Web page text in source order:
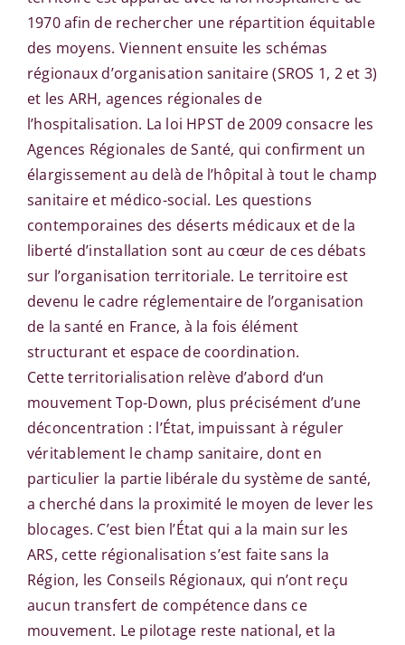
1970 afin de rechercher une répartition équitable
des moyens. Viennent ensuite les schémas
régionaux d’organisation sanitaire (SROS 1, 2 et 3)
et les ARH, agences régionales de
l’hospitalisation. La loi HPST de 2009 consacre les
Agences Régionales de Santé, qui confirment un
élargissement au delà de l’hôpital à tout le champ
sanitaire et médico-social. Les questions
contemporaines des déserts médicaux et de la
liberté d’installation sont au cœur de ces débats
sur l’organisation territoriale. Le territoire est
devenu le cadre réglementaire de l’organisation
de la santé en France, à la fois élément
structurant et espace de coordination.
Cette territorialisation relève d’abord d‘un
mouvement Top-Down, plus précisément d’une
déconcentration : l’État, impuissant à réguler
véritablement le champ sanitaire, dont en
particulier la partie libérale du système de santé,
a cherché dans la proximité le moyen de lever les
blocages. C’est bien l’État qui a la main sur les
ARS, cette régionalisation s’est faite sans la
Région, les Conseils Régionaux, qui n’ont reçu
aucun transfert de compétence dans ce
mouvement. Le pilotage reste national, et la